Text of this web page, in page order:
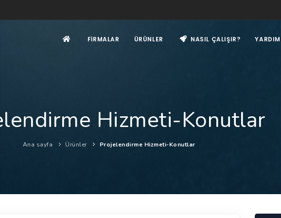
FIRMALAR ÜRÜNLER NASIL ÇALIŞIR? YARDIM
Hizmeti-Konutlar
Ana sayfa Ürünler Projelendirme Hizmeti-Konutlar